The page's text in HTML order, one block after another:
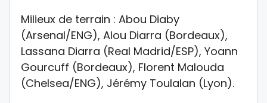
Milieux de terrain : Abou Diaby
(Arsenal/ENG), Alou Diarra (Bordeaux),
Lassana Diarra (Real Madrid/ESP), Yoann
Gourcuff (Bordeaux), Florent Malouda
(Chelsea/ENG), Jérémy Toulalan (Lyon).